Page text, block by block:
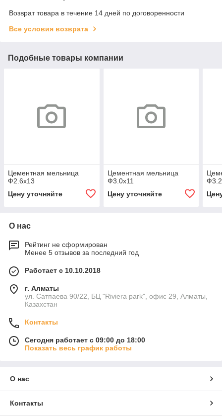
Возврат товара в течение 14 дней по договоренности
Все условия возврата
Подобные товары компании
Цементная мельница
Ф2.6x13
Цену уточняйте
Цементная мельница
Ф3.0x11
Цену уточняйте
О нас
Рейтинг не сформирован
Менее 5 отзывов за последний год
Работает с 10.10.2018
г. Алматы
ул. Сатпаева 90/22, БЦ "Riviera park", офис 29, Алматы,
Казахстан
Контакты
Сегодня работает с 09:00 до 18:00
Показать весь график работы
О нас
Контакты